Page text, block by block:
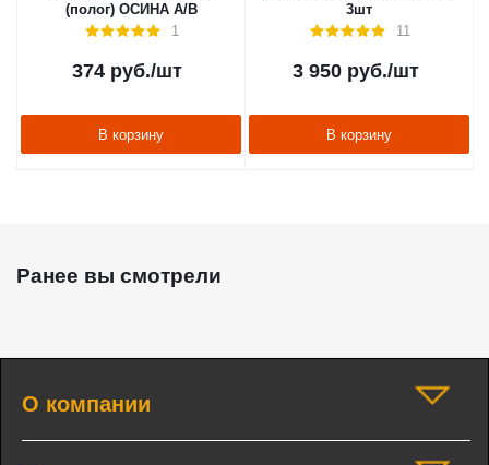
(полог) ОСИНА А/В
1
374 руб./шт
В корзину
3шт
11
3 950руб./шт
В корзину
Ранее вы смотрели
О компании